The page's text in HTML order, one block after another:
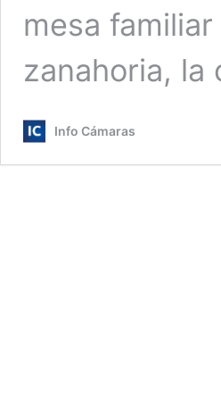
mesa
zanahoria, la
Info Cámaras